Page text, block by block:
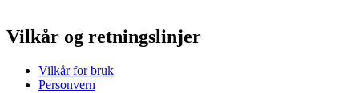
Vilkår og retningslinjer
Vilkår for bruk
Personvern